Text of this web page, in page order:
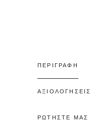
ΠΕΡΙΓΡΑΦΗ
ΑΞΙΟΛΟΓΗΣΕΙΣ
ΡΩΤΗΣΤΕ ΜΑΣ